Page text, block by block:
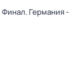
Германия -